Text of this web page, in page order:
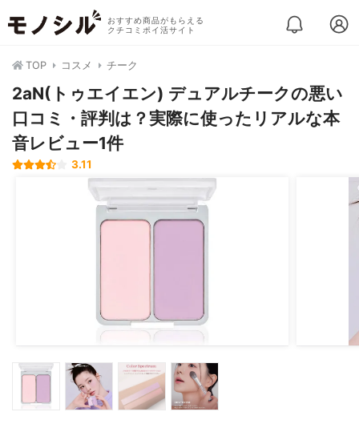
おすすめ商品がもらえる
クチコミポイ活サイト
TOP コスメ チーク
2aN(トゥエイエン) デュアルチークの悪い
口コミ・評判は？実際に使ったリアルな本
音レビュー1件
3.11